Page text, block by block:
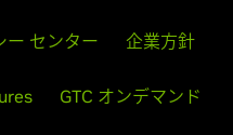
ー センター 企業方針
GTC オンデマンド